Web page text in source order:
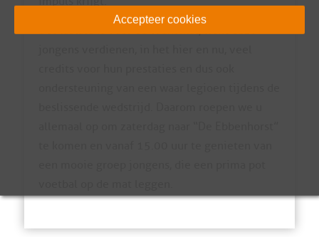
Dat laatste is voor de toekomst, want deze
Accepteer cookies